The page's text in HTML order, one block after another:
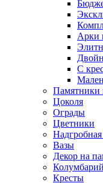
Арки
С
Памятники
Цоколя
Ограды
Цветники
Вазы
Декор на
Колумбарий
Кресты